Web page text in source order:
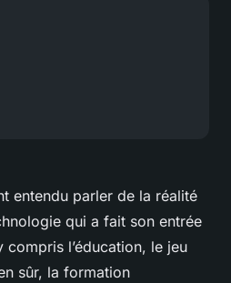
entendu parler de la réalité
qui a fait son entrée
l’éducation, le jeu
sûr, la formation